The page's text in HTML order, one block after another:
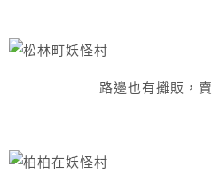
路邊也有攤販，